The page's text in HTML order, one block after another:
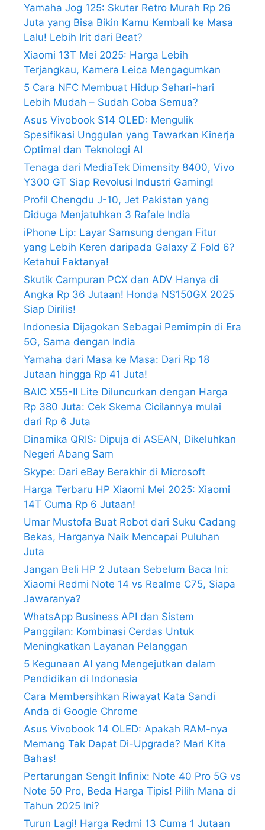
Yamaha Jog 125: Skuter Retro Murah Rp 26
Juta yang Bisa Bikin Kamu Kembali ke Masa
Lalu! Lebih Irit dari Beat?
Xiaomi 13T Mei 2025: Harga Lebih
Terjangkau, Kamera Leica Mengagumkan
5 Cara NFC Membuat Hidup Sehari-hari
Lebih Mudah – Sudah Coba Semua?
Asus Vivobook S14 OLED: Mengulik
Spesifikasi Unggulan yang Tawarkan Kinerja
Optimal dan Teknologi AI
Tenaga dari MediaTek Dimensity 8400, Vivo
Y300 GT Siap Revolusi Industri Gaming!
Profil Chengdu J-10, Jet Pakistan yang
Diduga Menjatuhkan 3 Rafale India
iPhone Lip: Layar Samsung dengan Fitur
yang Lebih Keren daripada Galaxy Z Fold 6?
Ketahui Faktanya!
Skutik Campuran PCX dan ADV Hanya di
Angka Rp 36 Jutaan! Honda NS150GX 2025
Siap Dirilis!
Indonesia Dijagokan Sebagai Pemimpin di Era
5G, Sama dengan India
Yamaha dari Masa ke Masa: Dari Rp 18
Jutaan hingga Rp 41 Juta!
BAIC X55-II Lite Diluncurkan dengan Harga
Rp 380 Juta: Cek Skema Cicilannya mulai
dari Rp 6 Juta
Dinamika QRIS: Dipuja di ASEAN, Dikeluhkan
Negeri Abang Sam
Skype: Dari eBay Berakhir di Microsoft
Harga Terbaru HP Xiaomi Mei 2025: Xiaomi
14T Cuma Rp 6 Jutaan!
Umar Mustofa Buat Robot dari Suku Cadang
Bekas, Harganya Naik Mencapai Puluhan
Juta
Jangan Beli HP 2 Jutaan Sebelum Baca Ini:
Xiaomi Redmi Note 14 vs Realme C75, Siapa
Jawaranya?
WhatsApp Business API dan Sistem
Panggilan: Kombinasi Cerdas Untuk
Meningkatkan Layanan Pelanggan
5 Kegunaan AI yang Mengejutkan dalam
Pendidikan di Indonesia
Cara Membersihkan Riwayat Kata Sandi
Anda di Google Chrome
Asus Vivobook 14 OLED: Apakah RAM-nya
Memang Tak Dapat Di-Upgrade? Mari Kita
Bahas!
Pertarungan Sengit Infinix: Note 40 Pro 5G vs
Note 50 Pro, Beda Harga Tipis! Pilih Mana di
Tahun 2025 Ini?
Turun Lagi! Harga Redmi 13 Cuma 1 Jutaan